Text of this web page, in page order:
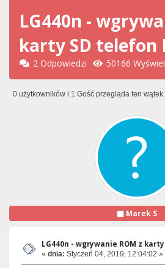
LG440n -
karty SD telefon
2 Odpowiedzi 50166
0 użytkowników i 1 Gość przegląda ten wątek.
Marek S
LG440n - wgrywanie ROM z
« dnia: Styczeń 04, 2019, 12:04:02 »